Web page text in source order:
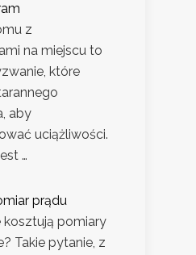
z
na miejscu to
które
aby
uciążliwości.
…
prądu
kosztują pomiary
Takie pytanie, z